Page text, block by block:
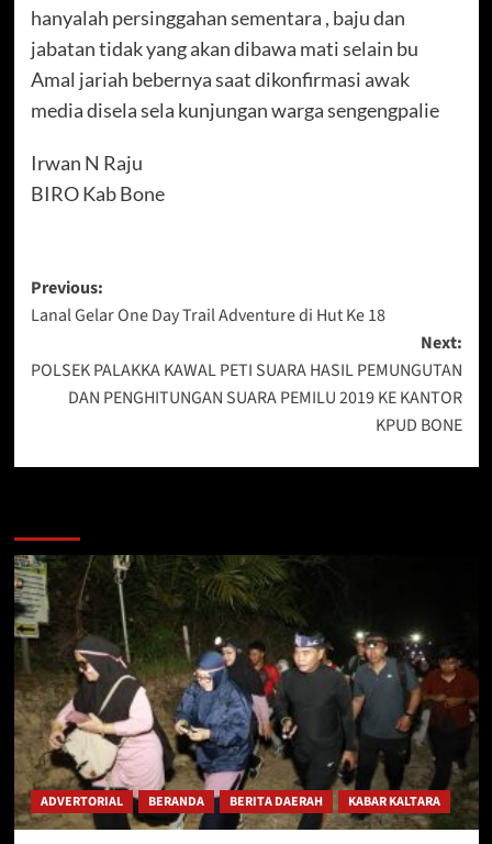
hanyalah persinggahan sementara , baju dan
jabatan tidak yang akan dibawa mati selain bu
Amal jariah bebernya saat dikonfirmasi awak
media disela sela kunjungan warga sengengpalie
Irwan N Raju
BIRO Kab Bone
Post
navigation
Previous:
Lanal Gelar One Day Trail Adventure di Hut Ke 18
Next:
POLSEK PALAKKA KAWAL PETI SUARA HASIL PEMUNGUTAN
DAN PENGHITUNGAN SUARA PEMILU 2019 KE KANTOR
KPUD BONE
ADVERTORIAL BERANDA BERITA DAERAH KABAR KALTARA